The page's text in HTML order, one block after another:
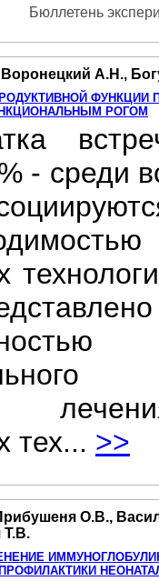
Бюллетень
Воронецкий А.Н.,
ФУНКЦИИ
РОГОМ
- среди
тех... >>
О.В.,
Т.В.